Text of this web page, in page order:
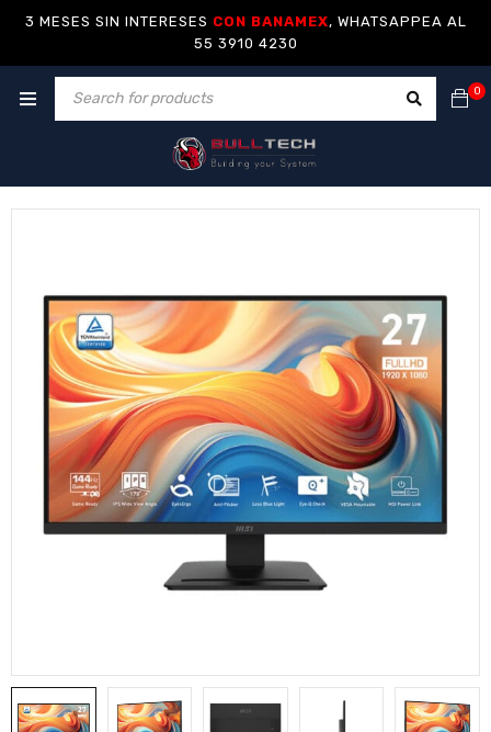
3 MESES SIN INTERESES CON BANAMEX, WHATSAPPEA AL
55 3910 4230
0